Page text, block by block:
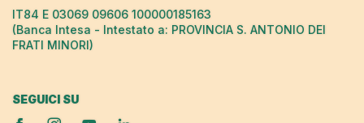
IT84 E 03069 09606 100000185163
(Banca Intesa - Intestato a: PROVINCIA S. ANTONIO DEI
FRATI MINORI)
SEGUICI SU